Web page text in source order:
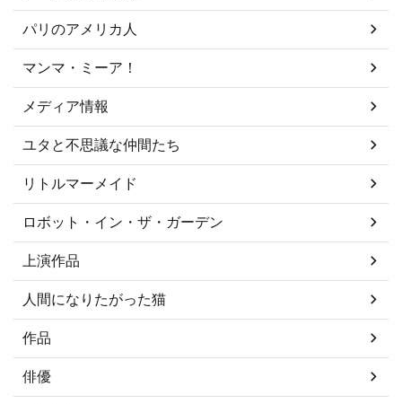
パリのアメリカ人
マンマ・ミーア！
メディア情報
ユタと不思議な仲間たち
リトルマーメイド
ロボット・イン・ザ・ガーデン
上演作品
人間になりたがった猫
作品
俳優